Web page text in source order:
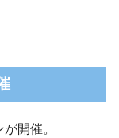
開催。